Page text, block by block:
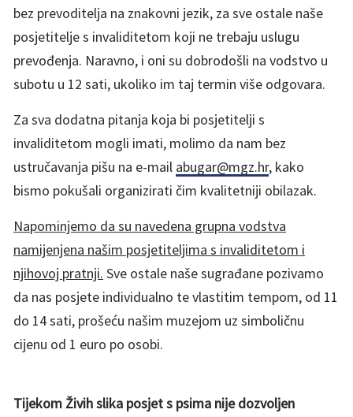
bez prevoditelja na znakovni jezik, za sve ostale naše
posjetitelje s invaliditetom koji ne trebaju uslugu
prevođenja. Naravno, i oni su dobrodošli na vodstvo u
subotu u 12 sati, ukoliko im taj termin više odgovara.
Za sva dodatna pitanja koja bi posjetitelji s
invaliditetom mogli imati, molimo da nam bez
ustručavanja pišu na e-mail abugar@mgz.hr, kako
bismo pokušali organizirati čim kvalitetniji obilazak.
Napominjemo da su navedena grupna vodstva
namijenjena našim posjetiteljima s invaliditetom i
njihovoj pratnji. Sve ostale naše sugrađane pozivamo
da nas posjete individualno te vlastitim tempom, od 11
do 14 sati, prošeću našim muzejom uz simboličnu
cijenu od 1 euro po osobi.
Tijekom Živih slika posjet s psima nije dozvoljen